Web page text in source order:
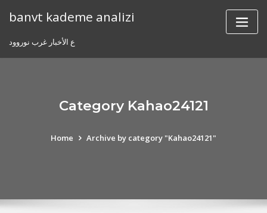
banvt kademe analizi
ع الأخبار غرب نوروود
Category Kahao24121
Home Archive by category "Kahao24121"